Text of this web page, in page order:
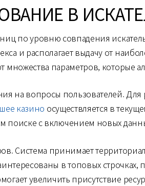
В
по уровню совпадения
и располагает выдачу от
множества параметров, которые
вопросы пользователей. Для
казино осуществляется в
поиске с включением новых
Система принимает
в топовых строчках,
увеличить присутствие